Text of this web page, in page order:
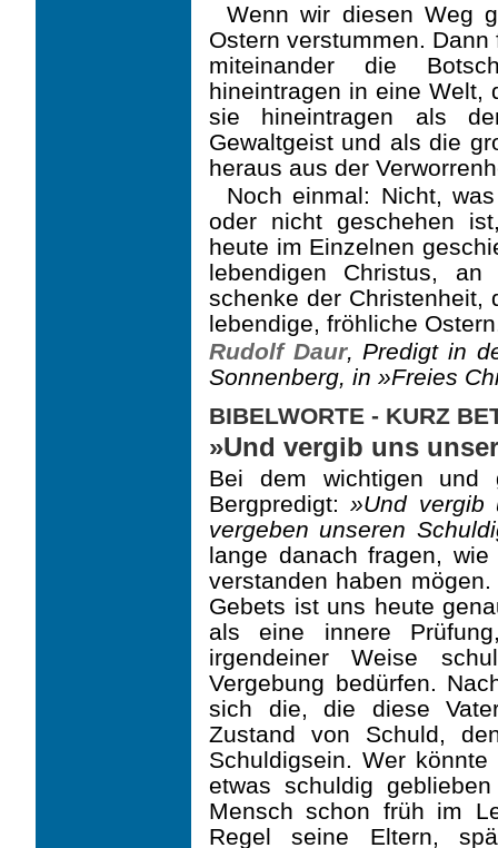
Wenn wir diesen Weg
Ostern verstummen.
miteinander die
hineintragen in eine Welt,
sie hineintragen als
Gewaltgeist und als die
heraus aus der
Noch einmal: Nicht,
oder nicht geschehen
heute im Einzelnen
leben­digen Christus,
schenke der Christenheit,
lebendige, fröhliche
Rudolf Daur, Predigt in
Sonnenberg, in »Freies
BIBELWORTE - KURZ
»Und vergib uns
Bei dem wichtigen und
Bergpredigt:»Und vergib
vergeben unseren
lange danach fragen,
verstanden haben
Gebets ist uns heute
als eine innere
irgendeiner Weise
Vergebung bedürfen.
sich die, die diese
Zustand von Schuld,
Schuldigsein. Wer
etwas schuldig
Mensch schon früh im
Regel seine Eltern,